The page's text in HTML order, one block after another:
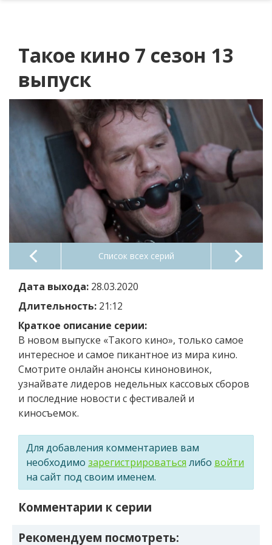
Такое кино 7 сезон 13
выпуск
Список всех серий
Дата выхода: 28.03.2020
Длительность: 21:12
Краткое описание серии:
В новом выпуске «Такого кино», только самое
интересное и самое пикантное из мира кино.
Смотрите онлайн анонсы киноновинок,
узнайвате лидеров недельных кассовых сборов
и последние новости с фестивалей и
киносъемок.
Для добавления комментариев вам
необходимо зарегистрироваться либо войти
на сайт под своим именем.
Комментарии к серии
Рекомендуем посмотреть: